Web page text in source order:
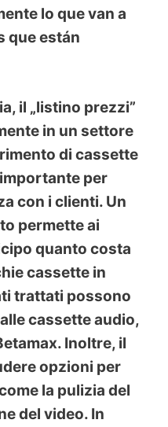
lo que van a
que están
il „listino prezzi”
in un settore
di cassette
per
con i clienti. Un
permette ai
quanto costa
cassette in
trattati possono
cassette audio,
Inoltre, il
opzioni per
la pulizia del
del video. In